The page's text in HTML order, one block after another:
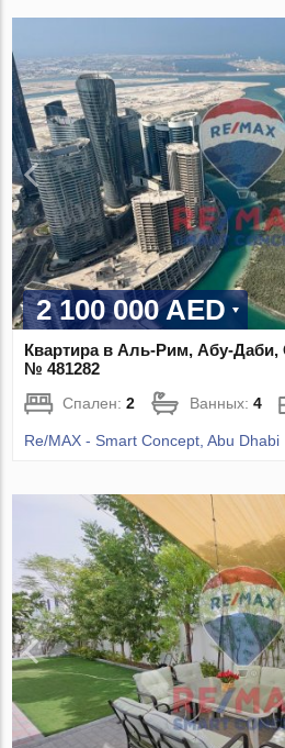
2 100 000 AED
Квартира в Аль-Рим, Абу-
№ 481282
Спален:2 Ванных:4
Re/MAX - Smart Concept, Abu Dhabi